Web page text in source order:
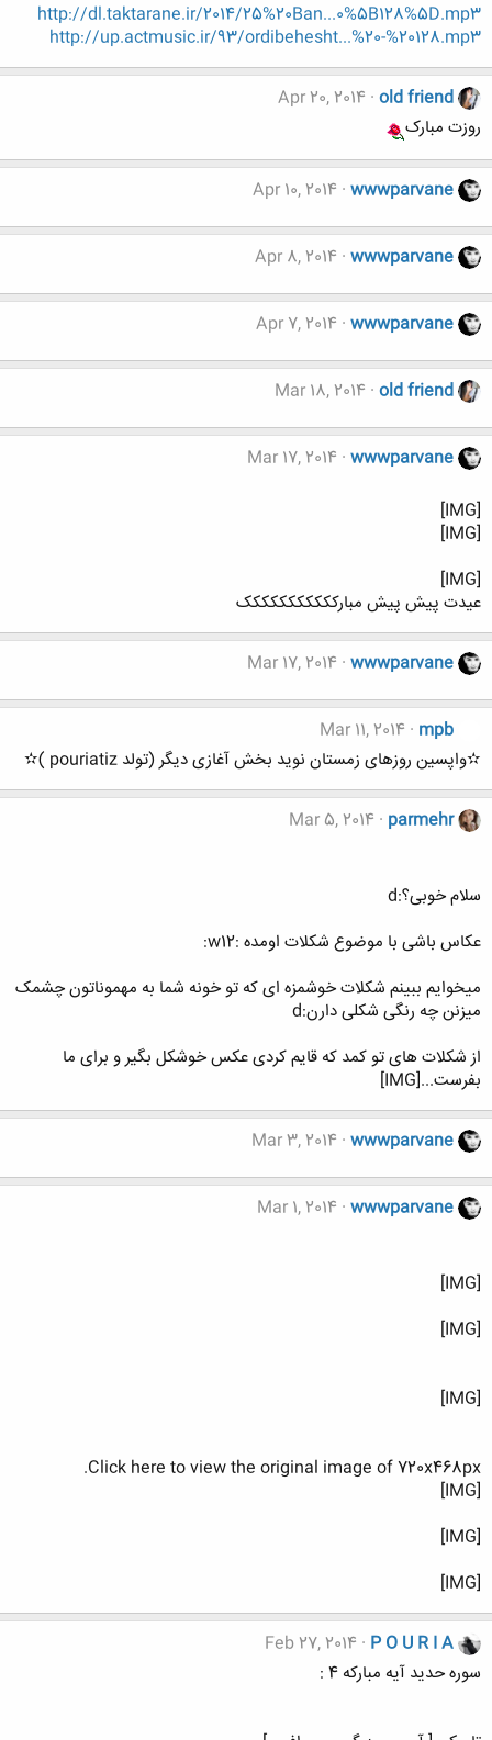
http://dl.taktarane.ir/2014/25%20Ban...0%5B128%5D.mp3
http://up.actmusic.ir/93/ordibehesht...%20-%20128.mp3
old friend
Apr 20, 2014
روزت مبارک
wwwparvane
Apr 10, 2014
wwwparvane
Apr 8, 2014
wwwparvane
Apr 7, 2014
old friend
Mar 18, 2014
wwwparvane
Mar 17, 2014
[IMG]
[IMG]
[IMG]
عیدت پیش پیش مبارککککککککککک
wwwparvane
Mar 17, 2014
mpb
Mar 11, 2014
✫واپسین روزهای زمستان نوید بخش آغازی دیگر (تولد pouriatiz )✫
parmehr
Mar 5, 2014
سلام خوبی؟:d
عکاس باشی با موضوع شکلات اومده :w12:
میخوایم ببینم شکلات خوشمزه ای که تو خونه شما به مهموناتون چشمک
میزنن چه رنگی شکلی دارن:d
از شکلات های تو کمد که قایم کردی عکس خوشکل بگیر و برای ما
بفرست...[IMG]
wwwparvane
Mar 3, 2014
wwwparvane
Mar 1, 2014
[IMG]
[IMG]
[IMG]
Click here to view the original image of 720x468px.
[IMG]
[IMG]
[IMG]
P O U R I A
Feb 27, 2014
سوره حدید آیه مبارکه 4 :